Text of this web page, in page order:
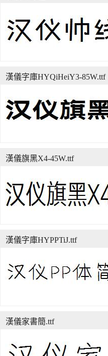
漢儀字庫HYQiHeiY3-85W.ttf
漢儀旗黑X4-45W.ttf
漢儀字庫HYPPTiJ.ttf
漢儀家書簡.ttf